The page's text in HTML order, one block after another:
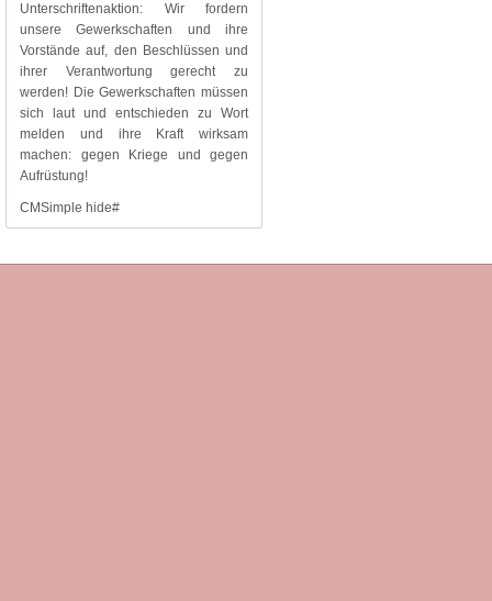
Unterschriftenaktion: Wir fordern
unsere Gewerkschaften und ihre
Vorstände auf, den Beschlüssen und
ihrer Verantwortung gerecht zu
werden! Die Gewerkschaften müssen
sich laut und entschieden zu Wort
melden und ihre Kraft wirksam
machen: gegen Kriege und gegen
Aufrüstung!
CMSimple hide#